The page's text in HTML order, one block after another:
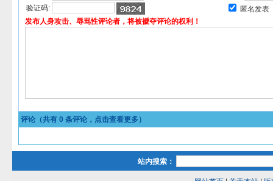
验证码:
匿名发表
发布人身攻击、辱骂性评论者，将被褫夺评论的权利！
评论（共有 0 条评论，点击查看更多）
站内搜索：